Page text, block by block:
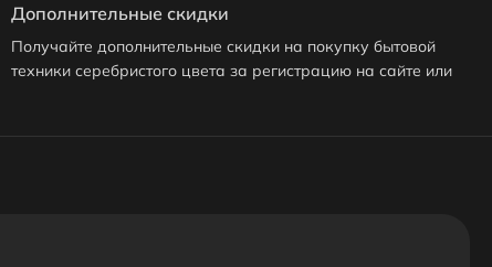
Дополнительные скидки
Получайте дополнительные скидки на покупку бытовой
техники серебристого цвета за регистрацию на сайте или